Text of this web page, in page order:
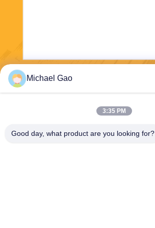
Michael Gao
3:35 PM
Good day, what product are you looking for?